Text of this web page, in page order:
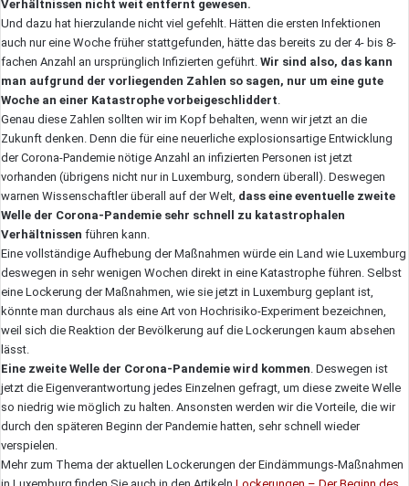
Verhältnissen nicht weit entfernt gewesen.
Und dazu hat hierzulande nicht viel gefehlt. Hätten die ersten Infektionen
auch nur eine Woche früher stattgefunden, hätte das bereits zu der 4- bis 8-
fachen Anzahl an ursprünglich Infizierten geführt. Wir sind also, das kann
man aufgrund der vorliegenden Zahlen so sagen, nur um eine gute
Woche an einer Katastrophe vorbeigeschliddert.
Genau diese Zahlen sollten wir im Kopf behalten, wenn wir jetzt an die
Zukunft denken. Denn die für eine neuerliche explosionsartige Entwicklung
der Corona-Pandemie nötige Anzahl an infizierten Personen ist jetzt
vorhanden (übrigens nicht nur in Luxemburg, sondern überall). Deswegen
warnen Wissenschaftler überall auf der Welt, dass eine eventuelle zweite
Welle der Corona-Pandemie sehr schnell zu katastrophalen
Verhältnissen führen kann.
Eine vollständige Aufhebung der Maßnahmen würde ein Land wie Luxemburg
deswegen in sehr wenigen Wochen direkt in eine Katastrophe führen. Selbst
eine Lockerung der Maßnahmen, wie sie jetzt in Luxemburg geplant ist,
könnte man durchaus als eine Art von Hochrisiko-Experiment bezeichnen,
weil sich die Reaktion der Bevölkerung auf die Lockerungen kaum absehen
lässt.
Eine zweite Welle der Corona-Pandemie wird kommen. Deswegen ist
jetzt die Eigenverantwortung jedes Einzelnen gefragt, um diese zweite Welle
so niedrig wie möglich zu halten. Ansonsten werden wir die Vorteile, die wir
durch den späteren Beginn der Pandemie hatten, sehr schnell wieder
verspielen.
Mehr zum Thema der aktuellen Lockerungen der Eindämmungs-Maßnahmen